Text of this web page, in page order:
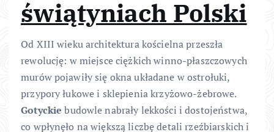
świątyniach Polski
Od XIII wieku architektura kościelna przeszła
rewolucję: w miejsce ciężkich winno-płaszczowych
murów pojawiły się okna układane w ostrołuki,
przypory łukowe i sklepienia krzyżowo-żebrowe.
Gotyckie budowle nabrały lekkości i dostojeństwa,
co wpłynęło na większą liczbę detali rzeźbiarskich i